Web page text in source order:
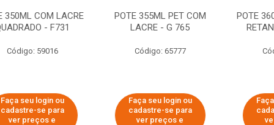
350ML COM LACRE
- F731
Código: 59016
Faça seu login ou
cadastre-se para
ver preços e
POTE 355ML PET COM
LACRE - G 765
Código: 65777
Faça seu login ou
cadastre-se para
ver preços e
POTE